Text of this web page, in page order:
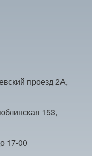
проезд 2А,
153,
17-00